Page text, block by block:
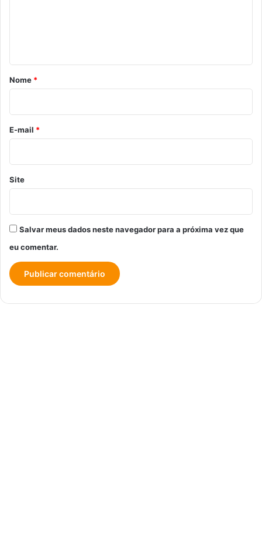
r
o
*
Nome *
E-mail *
Site
Salvar meus dados neste navegador para a próxima vez que
eu comentar.